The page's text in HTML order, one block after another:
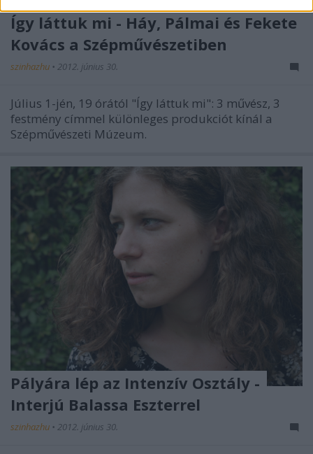
Így láttuk mi - Háy, Pálmai és Fekete
Kovács a Szépművészetiben
szinhazhu • 2012. június 30.
Július 1-jén, 19 órától "Így láttuk mi": 3 művész, 3
festmény címmel különleges produkciót kínál a
Szépművészeti Múzeum.
Pályára lép az Intenzív Osztály -
Interjú Balassa Eszterrel
szinhazhu • 2012. június 30.